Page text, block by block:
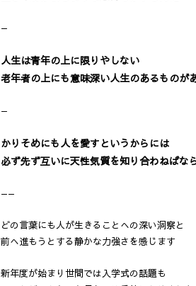
—
人生は青年の上に限りやしない
老年者の上にも意味深い人生のあるものが
—
かりそめにも人を愛すというからには
必ず先ず互いに天性気質を知り合わねばな
——
どの言葉にも人が生きることへの深い洞察と
前へ進もうとする静かな力強さを感じます
新年度が始まり世間では入学式の話題も